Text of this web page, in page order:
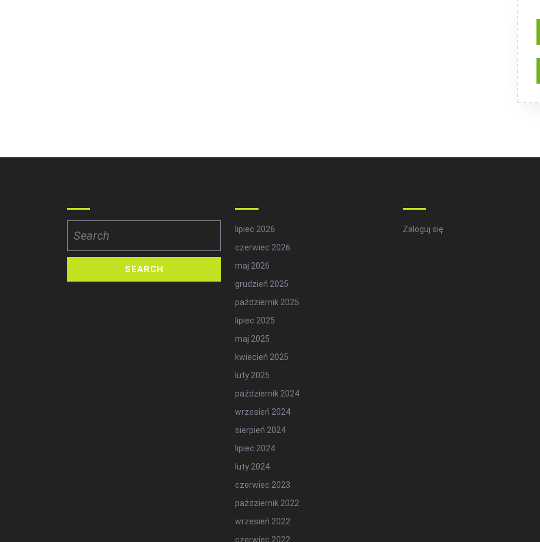
for:
lipiec 2026
czerwiec 2026
maj 2026
grudzień 2025
październik 2025
lipiec 2025
maj 2025
kwiecień 2025
luty 2025
październik 2024
wrzesień 2024
sierpień 2024
lipiec 2024
luty 2024
czerwiec 2023
październik 2022
wrzesień 2022
czerwiec 2022
Zaloguj się